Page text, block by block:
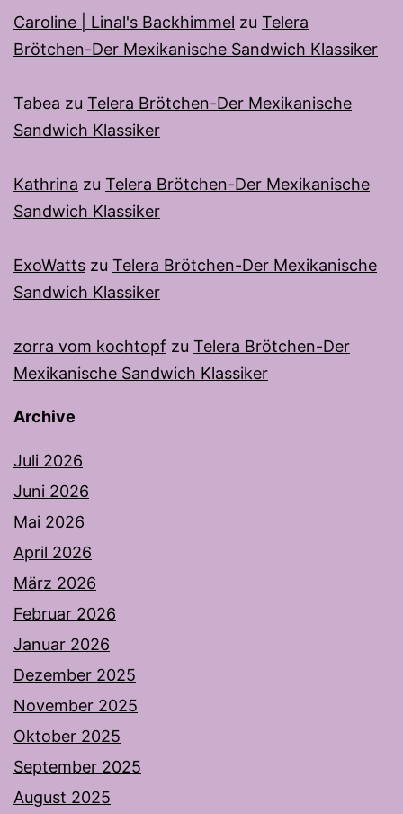
Caroline | Linal's Backhimmel zu Telera
Brötchen-Der Mexikanische Sandwich Klassiker
Tabea zu Telera Brötchen-Der Mexikanische
Sandwich Klassiker
Kathrina zu Telera Brötchen-Der Mexikanische
Sandwich Klassiker
ExoWatts zu Telera Brötchen-Der Mexikanische
Sandwich Klassiker
zorra vom kochtopf zu Telera Brötchen-Der
Mexikanische Sandwich Klassiker
Archive
Juli 2026
Juni 2026
Mai 2026
April 2026
März 2026
Februar 2026
Januar 2026
Dezember 2025
November 2025
Oktober 2025
September 2025
August 2025